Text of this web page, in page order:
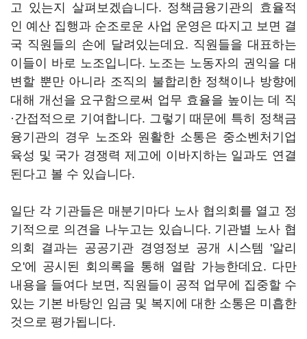
고 있는지 살펴보겠습니다. 정책금융기관의 효율적
인 예산 집행과 순조로운 사업 운영은 따지고 보면 결
국 직원들의 손에 달려있는데요. 직원들을 대표하는
이들이 바로 노조입니다. 노조는 노동자의 권익을 대
변할 뿐만 아니라 조직의 불합리한 정책이나 방향에
대해 개선을 요구함으로써 업무 효율을 높이는 데 직
·간접적으로 기여합니다. 그렇기 때문에 특히 정책금
융기관의 경우 노조와 원활한 소통은 중소벤처기업
육성 및 국가 경쟁력 제고에 이바지하는 일과도 연결
된다고 볼 수 있습니다.
일단 각 기관들은 매분기마다 노사 협의회를 열고 정
기적으로 의견을 나누고는 있습니다. 기관별 노사 협
의회 결과는 공공기관 경영정보 공개 시스템 '알리
오'에 공시된 회의록을 통해 열람 가능한데요. 다만
내용을 들여다 보면, 직원들이 공적 업무에 집중할 수
있는 기본 바탕인 임금 및 복지에 대한 소통은 미흡한
것으로 평가됩니다.